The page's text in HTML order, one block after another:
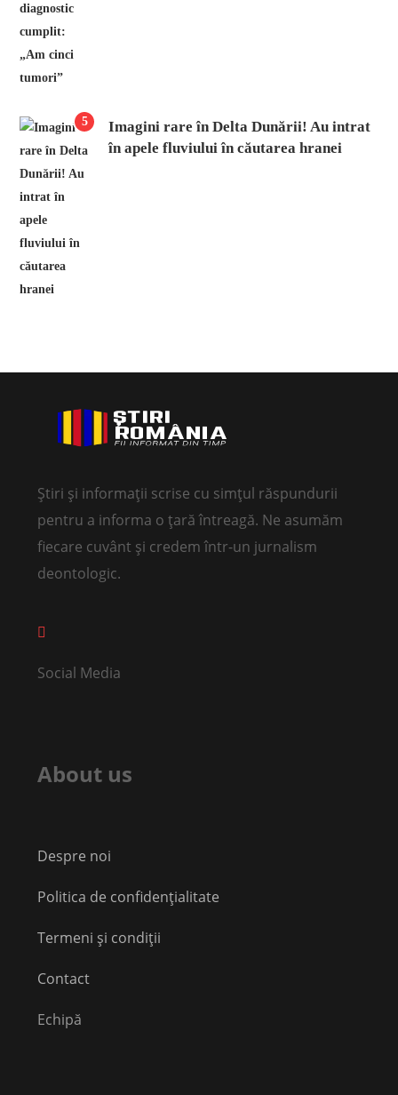
5
Imagini rare în Delta Dunării! Au intrat
în apele fluviului în căutarea hranei
Știri și informații scrise cu simțul răspundurii
pentru a informa o țară întreagă. Ne asumăm
fiecare cuvânt și credem într-un jurnalism
deontologic.
Social Media
About us
Despre noi
Politica de confidențialitate
Termeni și condiții
Contact
Echipă